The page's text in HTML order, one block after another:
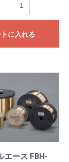
に入れる
エース FBH-